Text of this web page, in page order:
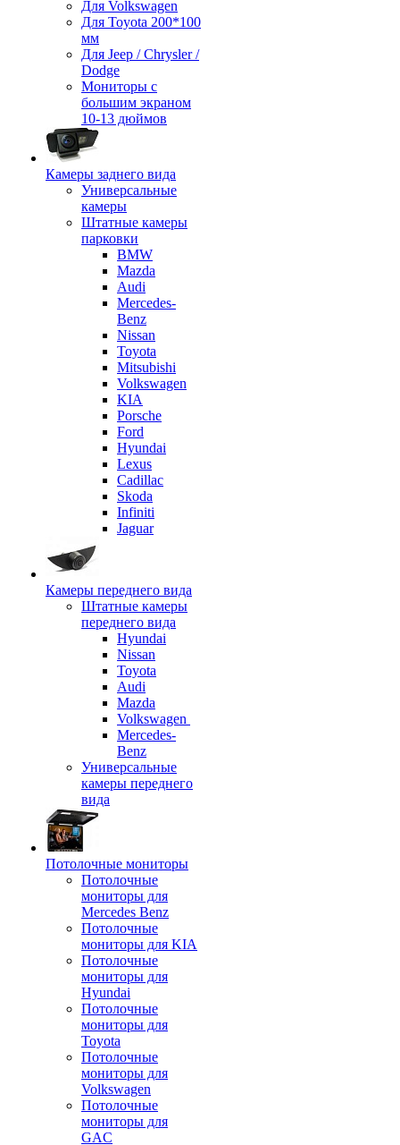
Для Volkswagen
Для Toyota 200*100
мм
Для Jeep / Chrysler /
Dodge
Мониторы с
большим экраном
10-13 дюймов
Камеры заднего вида
Универсальные
камеры
Штатные камеры
парковки
BMW
Mazda
Audi
Mercedes-
Benz
Nissan
Toyota
Mitsubishi
Volkswagen
KIA
Porsche
Ford
Hyundai
Lexus
Cadillac
Skoda
Infiniti
Jaguar
Камеры переднего вида
Штатные камеры
переднего вида
Hyundai
Nissan
Toyota
Audi
Mazda
Volkswagen
Mercedes-
Benz
Универсальные
камеры переднего
вида
Потолочные мониторы
Потолочные
мониторы для
Mercedes Benz
Потолочные
мониторы для KIA
Потолочные
мониторы для
Hyundai
Потолочные
мониторы для
Toyota
Потолочные
мониторы для
Volkswagen
Потолочные
мониторы для
GAC